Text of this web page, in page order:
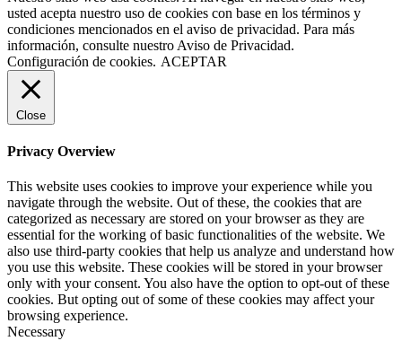
usted acepta nuestro uso de cookies con base en los términos y
condiciones mencionados en el aviso de privacidad. Para más
información, consulte nuestro Aviso de Privacidad.
Configuración de cookies. ACEPTAR
Close
Privacy Overview
This website uses cookies to improve your experience while you
navigate through the website. Out of these, the cookies that are
categorized as necessary are stored on your browser as they are
essential for the working of basic functionalities of the website. We
also use third-party cookies that help us analyze and understand how
you use this website. These cookies will be stored in your browser
only with your consent. You also have the option to opt-out of these
cookies. But opting out of some of these cookies may affect your
browsing experience.
Necessary